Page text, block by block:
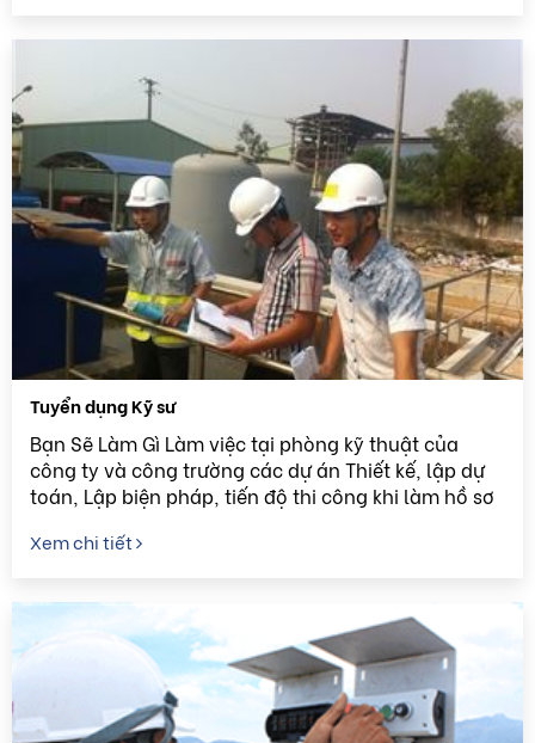
Tuyển dụng Kỹ sư
Bạn Sẽ Làm Gì Làm việc tại phòng kỹ thuật của
công ty và công trường các dự án Thiết kế, lập dự
toán, Lập biện pháp, tiến độ thi công khi làm hồ sơ
...
Xem chi tiết